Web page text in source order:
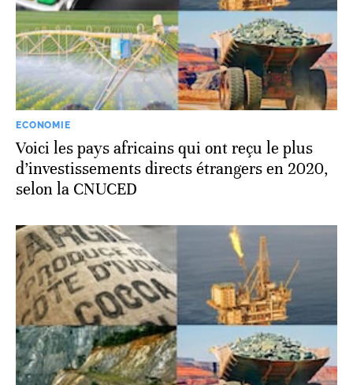
ECONOMIE
Voici les pays africains qui ont reçu le plus
d’investissements directs étrangers en 2020,
selon la CNUCED